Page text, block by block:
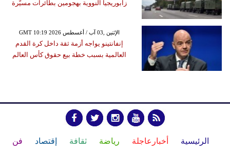
زابوريجيا النووية بهجومين بطائرات مسيّرة
GMT 10:19 2026 الإثنين ,03 آب / أغسطس
إنفانتينو يواجه أزمة ثقة داخل كرة القدم
العالمية بسبب خطة بيع حقوق كأس العالم
الرئيسية أخبارعاجلة رياضة ثقافة إقتصاد فن